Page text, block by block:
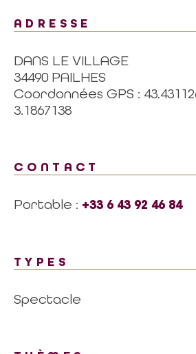
ADRESSE
DANS LE VILLAGE
34490 PAILHES
Coordonnées GPS :
3.1867138
CONTACT
Portable : +33 6 43 92 46 84
TYPES
Spectacle